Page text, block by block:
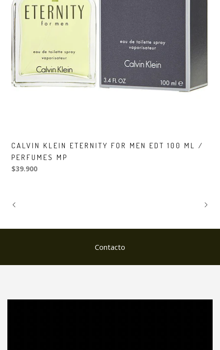
CALVIN KLEIN ETERNITY FOR MEN EDT 100 ML /
PERFUMES MP
$39.900
Contacto